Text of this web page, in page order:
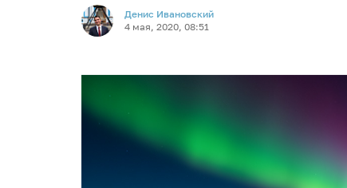
Денис Ивановский
4 мая, 2020, 08:51